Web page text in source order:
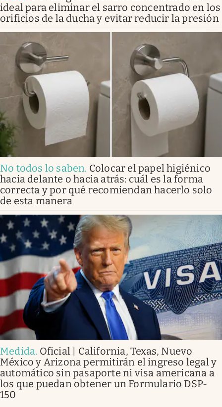
ideal para eliminar el sarro concentrado en los
orificios de la ducha y evitar reducir la presión
No todos lo saben. Colocar el papel higiénico
hacia delante o hacia atrás: cuál es la forma
correcta y por qué recomiendan hacerlo solo
de esta manera
Medida. Oficial | California, Texas, Nuevo
México y Arizona permitirán el ingreso legal y
automático sin pasaporte ni visa americana a
los que puedan obtener un Formulario DSP-
150